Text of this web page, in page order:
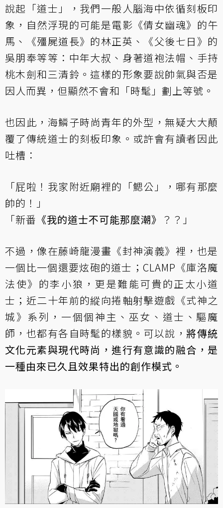
說起「道士」，我們一般人腦海中依循刻板印
象，自然浮現的可能是電影《倩女幽魂》的午
馬、《殭屍道長》的林正英、《父後七日》的
吳朋奉等等：中年大叔、身著道袍法帽、手持
桃木劍和三清鈴。這樣的形象要說帥氣與否是
因人而異，但顯然不會和「時髦」劃上等號。
也因此，海鱗子時尚青年的外型，無疑大大顛
覆了傳統道士的刻板印象。或許會有讀者因此
吐槽：
「屁啦！我家附近廟裡的「鰓公」，哪有那麼
帥的！」
「新番 《我的道士不可能那麼潮》 ？？」
不過，像在藤崎龍漫畫《封神演義》裡，也是
一個比一個還要炫砲的道士；CLAMP《庫洛魔
法使》的李小狼，更是難能可貴的正太小道
士；近二十年前的縱向捲軸射擊遊戲《式神之
城》系列，一個個神主、巫女、道士、驅魔
師，也都有各自時髦的樣貌。可以說，將傳統
文化元素與現代時尚，進行有意識的融合，是
一種由來已久且效果特出的創作模式。